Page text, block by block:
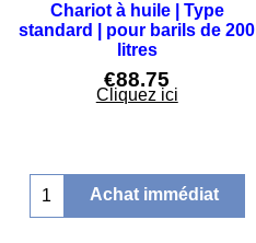
Chariot à huile | Type
standard | pour barils de 200
litres
€88.75
Cliquez ici
Achat immédiat